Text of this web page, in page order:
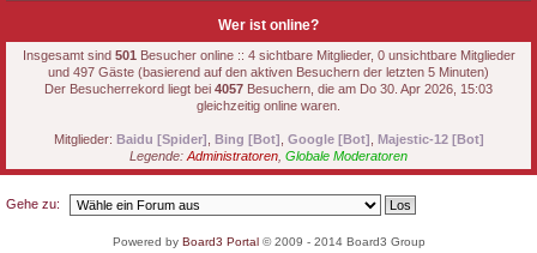
Wer ist online?
Insgesamt sind 501 Besucher online :: 4 sichtbare Mitglieder, 0 unsichtbare Mitglieder
und 497 Gäste (basierend auf den aktiven Besuchern der letzten 5 Minuten)
Der Besucherrekord liegt bei 4057 Besuchern, die am Do 30. Apr 2026, 15:03
gleichzeitig online waren.
Mitglieder: Baidu [Spider] Bing [Bot] Google [Bot] Majestic-12 [Bot]
Legende: Administratoren Globale Moderatoren
Gehe zu:
Powered by Board3 Portal© 2009 - 2014 Board3 Group